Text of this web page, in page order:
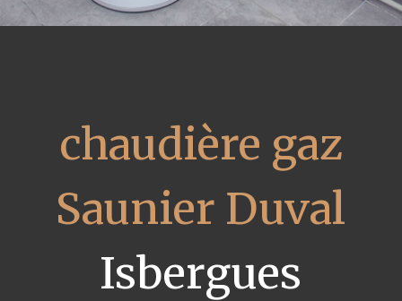
chaudière gaz
Saunier Duval
Isbergues